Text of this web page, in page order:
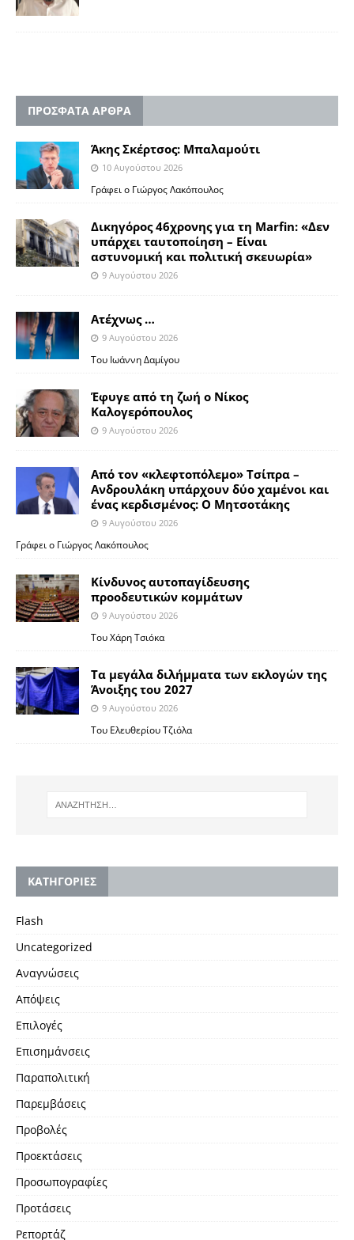
ΠΡΟΣΦΑΤΑ ΑΡΘΡΑ
Άκης Σκέρτσος: Μπαλαμούτι
10 Αυγούστου 2026
Γράφει ο Γιώργος Λακόπουλος
Δικηγόρος 46χρονης για τη Marfin: «Δεν
υπάρχει ταυτοποίηση – Είναι
αστυνομική και πολιτική σκευωρία»
9 Αυγούστου 2026
Ατέχνως …
9 Αυγούστου 2026
Του Ιωάννη Δαμίγου
Έφυγε από τη ζωή ο Νίκος
Καλογερόπουλος
9 Αυγούστου 2026
Από τον «κλεφτοπόλεμο» Τσίπρα –
Ανδρουλάκη υπάρχουν δύο χαμένοι και
ένας κερδισμένος: Ο Μητσοτάκης
9 Αυγούστου 2026
Γράφει ο Γιώργος Λακόπουλος
Κίνδυνος αυτοπαγίδευσης
προοδευτικών κομμάτων
9 Αυγούστου 2026
Του Χάρη Τσιόκα
Τα μεγάλα διλήμματα των εκλογών της
Άνοιξης του 2027
9 Αυγούστου 2026
Του Ελευθερίου Τζιόλα
KΑΤΗΓΟΡΙΕΣ
Flash
Uncategorized
Αναγνώσεις
Απόψεις
Επιλογές
Επισημάνσεις
Παραπολιτική
Παρεμβάσεις
Προβολές
Προεκτάσεις
Προσωπογραφίες
Προτάσεις
Ρεπορτάζ